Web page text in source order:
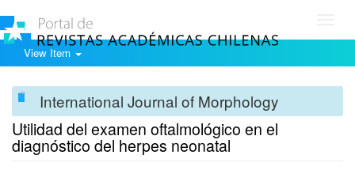
View Item
International Journal of Morphology
Utilidad del examen oftalmológico en el
diagnóstico del herpes neonatal